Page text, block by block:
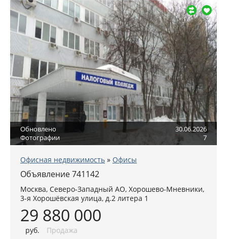
Обновлено
30.06.2026
Фотографии
7
Офисная недвижимость » Офисы
Объявление 741142
Москва, Северо-Западный АО, Хорошево-Мневники,
3-я Хорошёвская улица, д.2 литера 1
29 880 000
руб. Продажа